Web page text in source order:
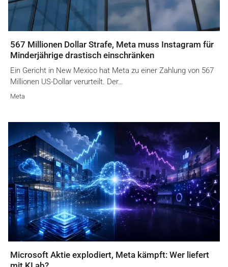
567 Millionen Dollar Strafe, Meta muss Instagram für
Minderjährige drastisch einschränken
Ein Gericht in New Mexico hat Meta zu einer Zahlung von 567
Millionen US-Dollar verurteilt. Der…
Meta
Microsoft Aktie explodiert, Meta kämpft: Wer liefert